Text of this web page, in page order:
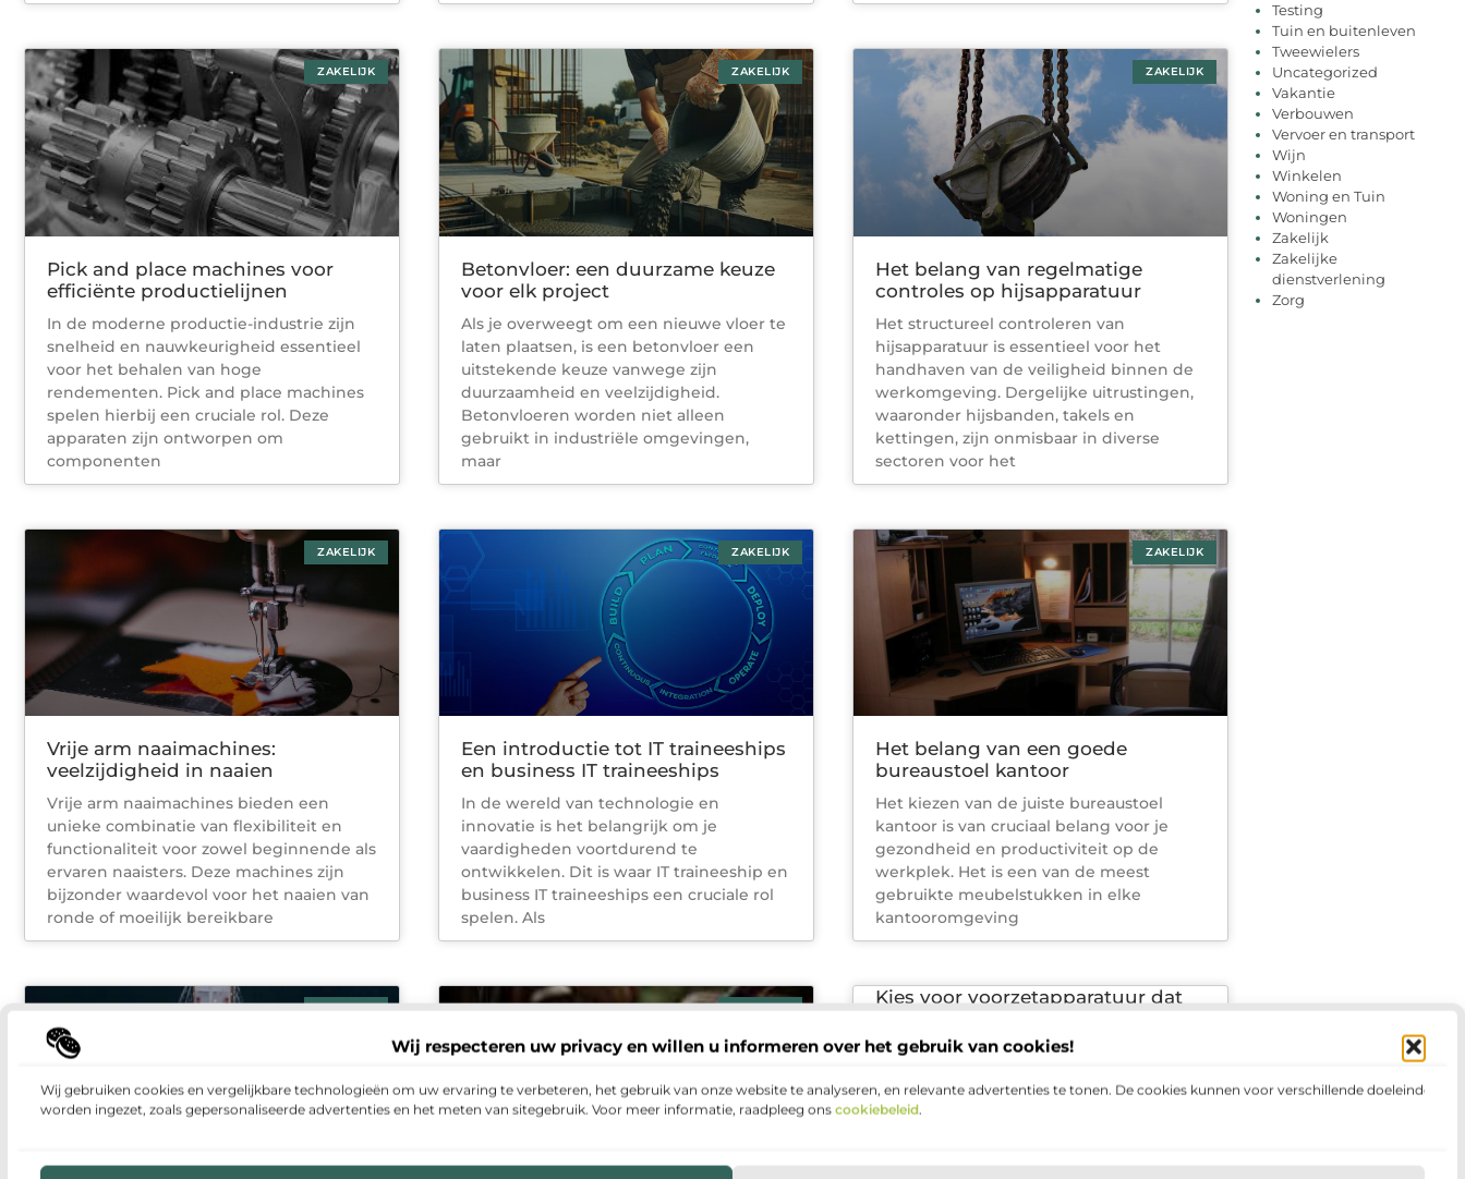
Wij respecteren uw privacy en willen u informeren over het gebruik van cookies!
Wij gebruiken cookies en vergelijkbare technologieën om uw ervaring te verbeteren, het gebruik van onze website te analyseren, en relevante advertenties te tonen. De cookies kunnen voor verschillende doeleinden
worden ingezet, zoals gepersonaliseerde advertenties en het meten van sitegebruik. Voor meer informatie, raadpleeg ons cookiebeleid.
ZAKELIJK
Pick and place machines voor
efficiënte productielijnen
In de moderne productie-industrie zijn
snelheid en nauwkeurigheid essentieel
voor het behalen van hoge
rendementen. Pick and place machines
spelen hierbij een cruciale rol. Deze
apparaten zijn ontworpen om
componenten
ZAKELIJK
Betonvloer: een duurzame keuze
voor elk project
Als je overweegt om een nieuwe vloer te
laten plaatsen, is een betonvloer een
uitstekende keuze vanwege zijn
duurzaamheid en veelzijdigheid.
Betonvloeren worden niet alleen
gebruikt in industriële omgevingen,
maar
ZAKELIJK
Het belang van regelmatige
controles op hijsapparatuur
Het structureel controleren van
hijsapparatuur is essentieel voor het
handhaven van de veiligheid binnen de
werkomgeving. Dergelijke uitrustingen,
waaronder hijsbanden, takels en
kettingen, zijn onmisbaar in diverse
sectoren voor het
ZAKELIJK
Vrije arm naaimachines:
veelzijdigheid in naaien
Vrije arm naaimachines bieden een
unieke combinatie van flexibiliteit en
functionaliteit voor zowel beginnende als
ervaren naaisters. Deze machines zijn
bijzonder waardevol voor het naaien van
ronde of moeilijk bereikbare
ZAKELIJK
Een introductie tot IT traineeships
en business IT traineeships
In de wereld van technologie en
innovatie is het belangrijk om je
vaardigheden voortdurend te
ontwikkelen. Dit is waar IT traineeship en
business IT traineeships een cruciale rol
spelen. Als
ZAKELIJK
Het belang van een goede
bureaustoel kantoor
Het kiezen van de juiste bureaustoel
kantoor is van cruciaal belang voor je
gezondheid en productiviteit op de
werkplek. Het is een van de meest
gebruikte meubelstukken in elke
kantooromgeving
ZAKELIJK ZAKELIJK
Kies voor voorzetapparatuur dat
voldoet
En dat merkt u op allerlei vlakken. Zo
werken er enkel geschoolde vakmensen
kwaliteit van de
Testing
Tuin en buitenleven
Tweewielers
Uncategorized
Vakantie
Verbouwen
Vervoer en transport
Wijn
Winkelen
Woning en Tuin
Woningen
Zakelijk
Zakelijke
dienstverlening
Zorg